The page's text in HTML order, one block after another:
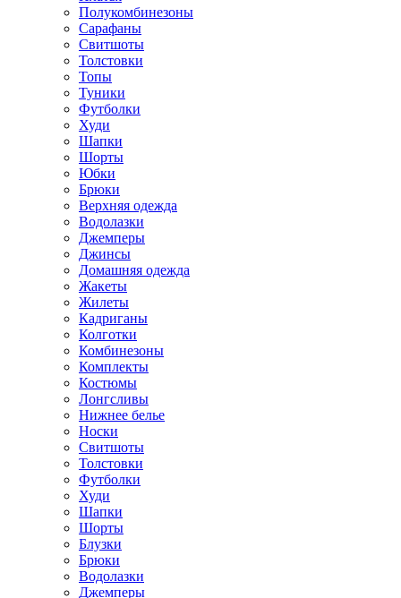
Полукомбинезоны
Сарафаны
Свитшоты
Толстовки
Топы
Туники
Футболки
Худи
Шапки
Шорты
Юбки
Брюки
Верхняя одежда
Водолазки
Джемперы
Джинсы
Домашняя одежда
Жакеты
Жилеты
Кадриганы
Колготки
Комбинезоны
Комплекты
Костюмы
Лонгсливы
Нижнее белье
Носки
Свитшоты
Толстовки
Футболки
Худи
Шапки
Шорты
Блузки
Брюки
Водолазки
Джемперы